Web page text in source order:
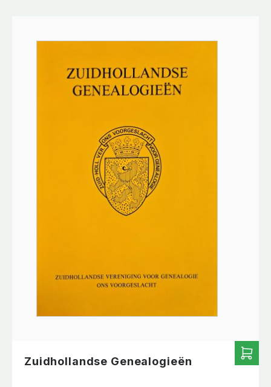
Zuidhollandse Genealogieën